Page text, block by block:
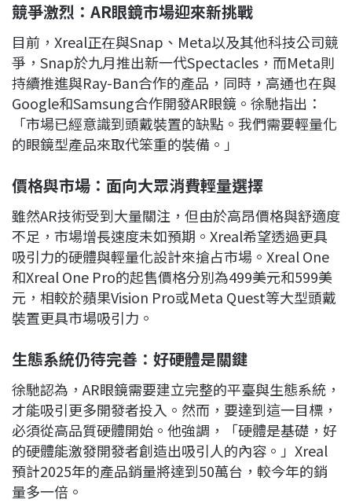
競爭激烈：AR眼鏡市場迎來新挑戰
目前，Xreal正在與Snap、Meta以及其他科技公司競
爭，Snap於九月推出新一代Spectacles，而Meta則
持續推進與Ray-Ban合作的產品，同時，高通也在與
Google和Samsung合作開發AR眼鏡。徐馳指出：
「市場已經意識到頭戴裝置的缺點。我們需要輕量化
的眼鏡型產品來取代笨重的裝備。」
價格與市場：面向大眾消費輕量選擇
雖然AR技術受到大量關注，但由於高昂價格與舒適度
不足，市場增長速度未如預期。Xreal希望透過更具
吸引力的硬體與輕量化設計來搶占市場。Xreal One
和Xreal One Pro的起售價格分別為499美元和599美
元，相較於蘋果Vision Pro或Meta Quest等大型頭戴
裝置更具市場吸引力。
生態系統仍待完善：好硬體是關鍵
徐馳認為，AR眼鏡需要建立完整的平臺與生態系統，
才能吸引更多開發者投入。然而，要達到這一目標，
必須從高品質硬體開始。他強調，「硬體是基礎，好
的硬體能激發開發者創造出吸引人的內容。」Xreal
預計2025年的產品銷量將達到50萬台，較今年的銷
量多一倍。